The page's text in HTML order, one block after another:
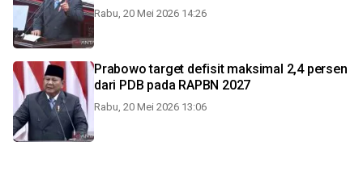
Rabu, 20 Mei 2026 14:26
Prabowo target defisit maksimal 2,4 persen
dari PDB pada RAPBN 2027
Rabu, 20 Mei 2026 13:06